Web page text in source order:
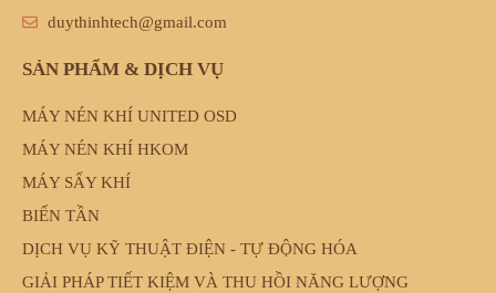
duythinhtech@gmail.com
SẢN PHẨM & DỊCH VỤ
MÁY NÉN KHÍ UNITED OSD
MÁY NÉN KHÍ HKOM
MÁY SẤY KHÍ
BIẾN TẦN
DỊCH VỤ KỸ THUẬT ĐIỆN - TỰ ĐỘNG HÓA
GIẢI PHÁP TIẾT KIỆM VÀ THU HỒI NĂNG LƯỢNG